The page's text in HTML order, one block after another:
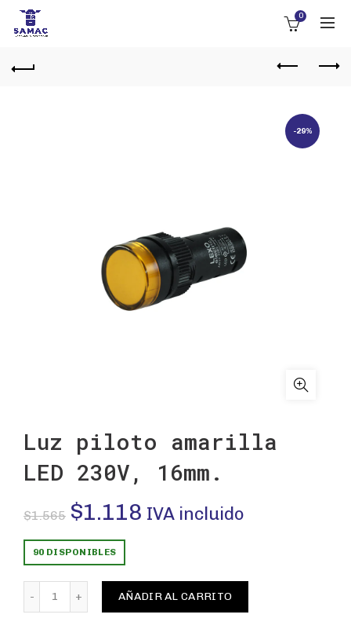
0
-29%
Luz piloto amarilla
LED 230V, 16mm.
$1.565 El
precio
original
era:
$1.118 El
actual
es:
IVA incluido
90 DISPONIBLES
Luz piloto amarilla LED 230V, 16mm. cantidad
AÑADIR AL CARRITO